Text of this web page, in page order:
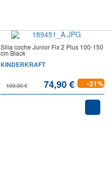
Silla coche Junior Fix 2 Plus 100-150
cm Black
KINDERKRAFT
109,00 € 74,90 € -31%